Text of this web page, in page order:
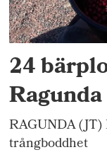
24
Ragunda
RAGUNDA
trångboddhet